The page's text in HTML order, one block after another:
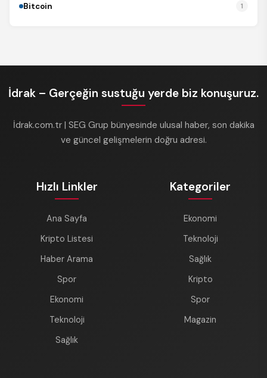
Bitcoin 1
İdrak – Gerçeğin sustuğu yerde biz konuşuruz.
İdrak.com.tr | SEG Grup bünyesinde ulusal haber, son dakika
ve güncel gelişmelerin doğru adresi.
Hızlı Linkler
Ana Sayfa
Kripto Listesi
Haber Arama
Spor
Ekonomi
Teknoloji
Sağlık
Kategoriler
Ekonomi
Teknoloji
Sağlık
Kripto
Spor
Magazin